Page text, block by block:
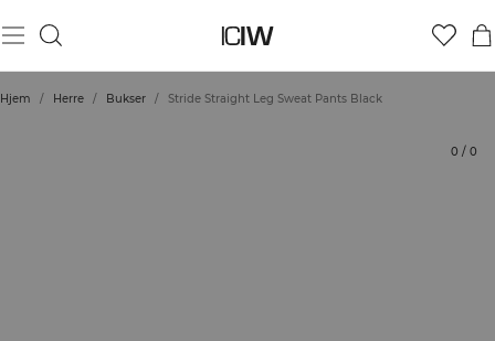
Hjem / Herre / Bukser / Stride Straight Leg Sweat Pants Black
0 / 0